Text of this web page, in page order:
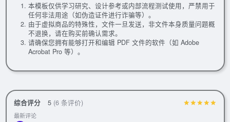
本模板仅供学习研究、设计参考或内部流程测试使用，严禁用于
任何非法用途（如伪造证件进行诈骗等）。
由于虚拟商品的特殊性，文件一旦发送，非文件本身质量问题概
不退换，请在购买前确认需求。
请确保您拥有能够打开和编辑 PDF 文件的软件（如 Adobe
Acrobat Pro 等）。
综合评分 5 (6 条评价)
最新评论